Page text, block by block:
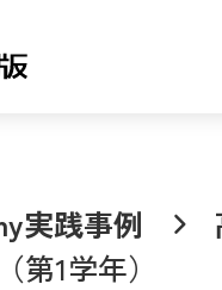
実践事例
第1学年）